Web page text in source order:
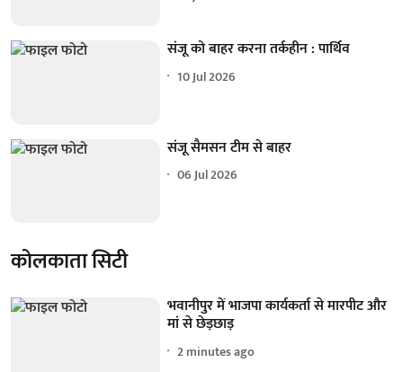
संजू को बाहर करना तर्कहीन : पार्थिव
10 Jul 2026
संजू सैमसन टीम से बाहर
06 Jul 2026
कोलकाता सिटी
भवानीपुर में भाजपा कार्यकर्ता से मारपीट और
मां से छेड़छाड़
2 minutes ago